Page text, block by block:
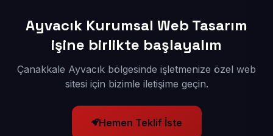
Ayvacık Kurumsal Web Tasarım
işine birlikte başlayalım
Çanakkale Ayvacık bölgesinde işletmenize özel web
sitesi için bizimle iletişime geçin.
Hemen Teklif İste